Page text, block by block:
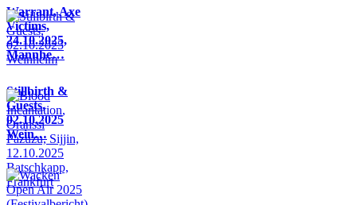
Warrant, Axe
Victims,
24.10.2025,
Mannhe…
Stillbirth &
Guests,
02.10.2025
Wein…